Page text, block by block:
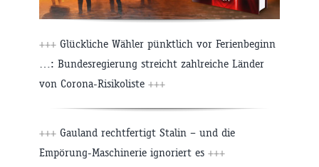
+++ Glückliche Wähler pünktlich vor Ferienbeginn
…: Bundesregierung streicht zahlreiche Länder
von Corona-Risikoliste +++
+++ Gauland rechtfertigt Stalin – und die
Empörung-Maschinerie ignoriert es +++